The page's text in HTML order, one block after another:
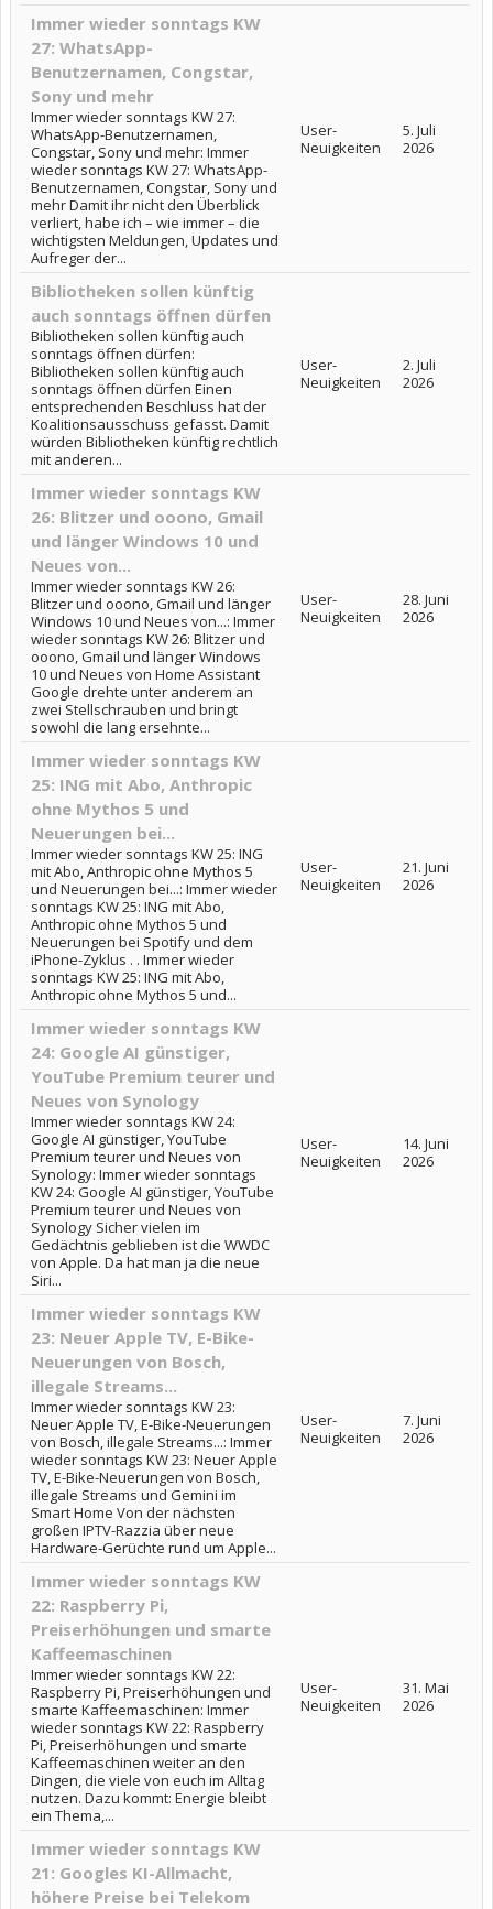
Immer wieder sonntags KW
27: WhatsApp-
Benutzernamen, Congstar,
Sony und mehr
Immer wieder sonntags KW 27:
WhatsApp-Benutzernamen,
Congstar, Sony und mehr: Immer
wieder sonntags KW 27: WhatsApp-
Benutzernamen, Congstar, Sony und
mehr Damit ihr nicht den Überblick
verliert, habe ich – wie immer – die
wichtigsten Meldungen, Updates und
Aufreger der...
User-
Neuigkeiten
5. Juli
2026
Bibliotheken sollen künftig
auch sonntags öffnen dürfen
Bibliotheken sollen künftig auch
sonntags öffnen dürfen:
Bibliotheken sollen künftig auch
sonntags öffnen dürfen Einen
entsprechenden Beschluss hat der
Koalitionsausschuss gefasst. Damit
würden Bibliotheken künftig rechtlich
mit anderen...
User-
Neuigkeiten
2. Juli
2026
Immer wieder sonntags KW
26: Blitzer und ooono, Gmail
und länger Windows 10 und
Neues von...
Immer wieder sonntags KW 26:
Blitzer und ooono, Gmail und länger
Windows 10 und Neues von...: Immer
wieder sonntags KW 26: Blitzer und
ooono, Gmail und länger Windows
10 und Neues von Home Assistant
Google drehte unter anderem an
zwei Stellschrauben und bringt
sowohl die lang ersehnte...
User-
Neuigkeiten
28. Juni
2026
Immer wieder sonntags KW
25: ING mit Abo, Anthropic
ohne Mythos 5 und
Neuerungen bei...
Immer wieder sonntags KW 25: ING
mit Abo, Anthropic ohne Mythos 5
und Neuerungen bei...: Immer wieder
sonntags KW 25: ING mit Abo,
Anthropic ohne Mythos 5 und
Neuerungen bei Spotify und dem
iPhone-Zyklus . . Immer wieder
sonntags KW 25: ING mit Abo,
Anthropic ohne Mythos 5 und...
User-
Neuigkeiten
21. Juni
2026
Immer wieder sonntags KW
24: Google AI günstiger,
YouTube Premium teurer und
Neues von Synology
Immer wieder sonntags KW 24:
Google AI günstiger, YouTube
Premium teurer und Neues von
Synology: Immer wieder sonntags
KW 24: Google AI günstiger, YouTube
Premium teurer und Neues von
Synology Sicher vielen im
Gedächtnis geblieben ist die WWDC
von Apple. Da hat man ja die neue
Siri...
User-
Neuigkeiten
14. Juni
2026
Immer wieder sonntags KW
23: Neuer Apple TV, E-Bike-
Neuerungen von Bosch,
illegale Streams...
Immer wieder sonntags KW 23:
Neuer Apple TV, E-Bike-Neuerungen
von Bosch, illegale Streams...: Immer
wieder sonntags KW 23: Neuer Apple
TV, E-Bike-Neuerungen von Bosch,
illegale Streams und Gemini im
Smart Home Von der nächsten
großen IPTV-Razzia über neue
Hardware-Gerüchte rund um Apple...
User-
Neuigkeiten
7. Juni
2026
Immer wieder sonntags KW
22: Raspberry Pi,
Preiserhöhungen und smarte
Kaffeemaschinen
Immer wieder sonntags KW 22:
Raspberry Pi, Preiserhöhungen und
smarte Kaffeemaschinen: Immer
wieder sonntags KW 22: Raspberry
Pi, Preiserhöhungen und smarte
Kaffeemaschinen weiter an den
Dingen, die viele von euch im Alltag
nutzen. Dazu kommt: Energie bleibt
ein Thema,...
User-
Neuigkeiten
31. Mai
2026
Immer wieder sonntags KW
21: Googles KI-Allmacht,
höhere Preise bei Telekom